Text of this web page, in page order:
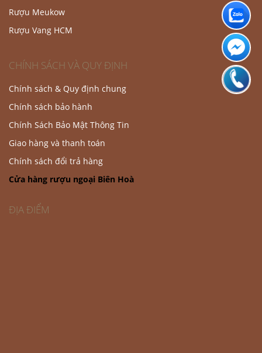
Rượu Meukow
Rượu Vang HCM
CHÍNH SÁCH VÀ QUY ĐỊNH
Chính sách & Quy định chung
Chính sách bảo hành
Chính Sách Bảo Mật Thông Tin
Giao hàng và thanh toán
Chính sách đổi trả hàng
Cửa hàng rượu ngoại Biên Hoà
ĐỊA ĐIỂM